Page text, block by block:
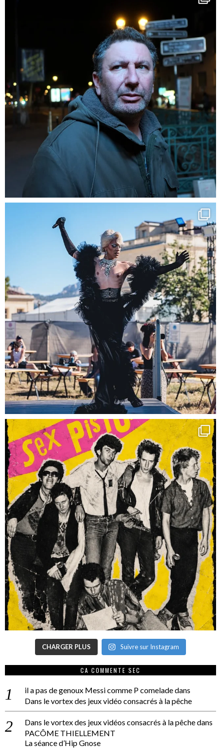
CHARGER PLUS Suivre sur Instagram
CA COMMENTE SEC
il a pas de genoux Messi comme P comeladedans
Dans le vortex des jeux vidéo consacrés à la pêche
Dans le vortex des jeux vidéos consacrés à la pêchedans
PACÔME THIELLEMENT
La séance d’Hip Gnose